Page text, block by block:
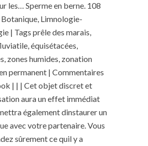
les… Sperme en berne. 108
Limnologie-
| Tags prêle des marais,
équisétacées,
zones humides, zonation
permanent | Commentaires
| | | Cet objet discret et
aura un effet immédiat
également dinstaurer un
avec votre partenaire. Vous
sûrement ce quil y a